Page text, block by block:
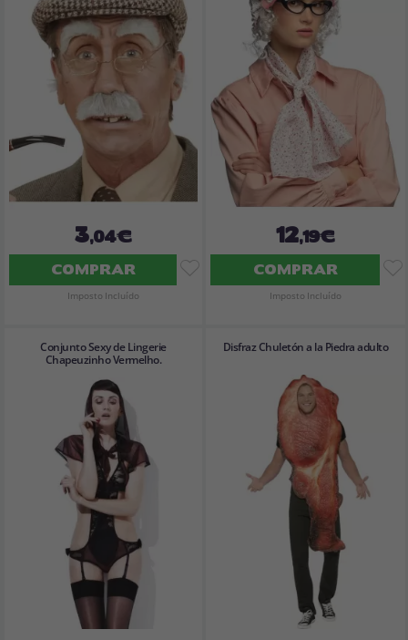
3,04€
COMPRAR
Imposto Incluído
12,19€
COMPRAR
Imposto Incluído
Conjunto Sexy de Lingerie
Chapeuzinho Vermelho.
Disfraz Chuletón a la Piedra adulto